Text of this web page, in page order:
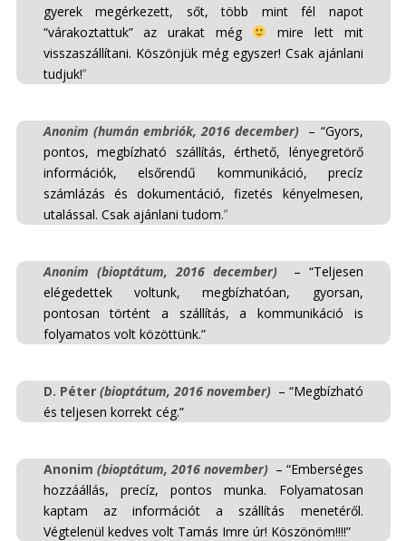
gyerek megérkezett, sőt, több mint fél napot
“várakoztattuk” az urakat még
mire lett mit
visszaszállítani. Köszönjük még egyszer! Csak ajánlani
tudjuk!“
Anonim (humán embriók, 2016 december) – “Gyors,
pontos, megbízható szállítás, érthető, lényegretörő
információk, elsőrendű kommunikáció, precíz
számlázás és dokumentáció, fizetés kényelmesen,
utalással. Csak ajánlani tudom.“
Anonim (bioptátum, 2016 december)– “Teljesen
elégedettek voltunk, megbízhatóan, gyorsan,
pontosan történt a szállítás, a kommunikáció is
folyamatos volt közöttünk.”
D. Péter (bioptátum, 2016 november)– “Megbízható
és teljesen korrekt cég.”
Anonim (bioptátum, 2016 november)– “Emberséges
hozzáállás, precíz, pontos munka. Folyamatosan
kaptam az információt a szállítás menetéről.
Végtelenül kedves volt Tamás Imre úr! Köszönöm!!!!”